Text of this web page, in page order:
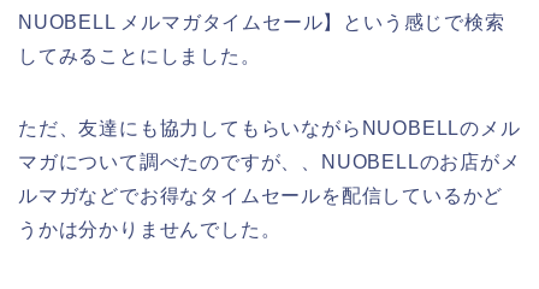
NUOBELL メルマガタイムセール】という感じで検索
してみることにしました。
ただ、友達にも協力してもらいながらNUOBELLのメル
マガについて調べたのですが、、NUOBELLのお店がメ
ルマガなどでお得なタイムセールを配信しているかど
うかは分かりませんでした。